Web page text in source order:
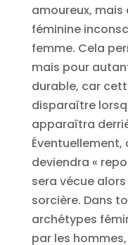
amoureux,
féminine
femme. Cela
mais pour
durable, car
disparaître
apparaîtra
deviendra «
sera vécue
sorcière. Dans
archétypes
par les